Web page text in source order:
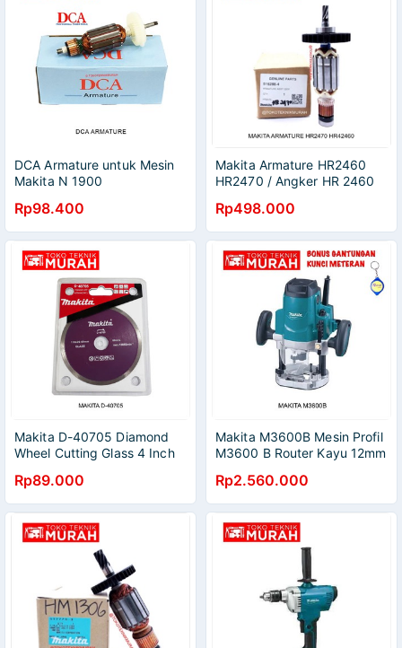
DCA Armature untuk Mesin
Makita N 1900
Rp98.400
Makita Armature HR2460
HR2470 / Angker HR 2460
Rp498.000
Makita D-40705 Diamond
Wheel Cutting Glass 4 Inch
Rp89.000
Makita M3600B Mesin Profil
M3600 B Router Kayu 12mm
Rp2.560.000